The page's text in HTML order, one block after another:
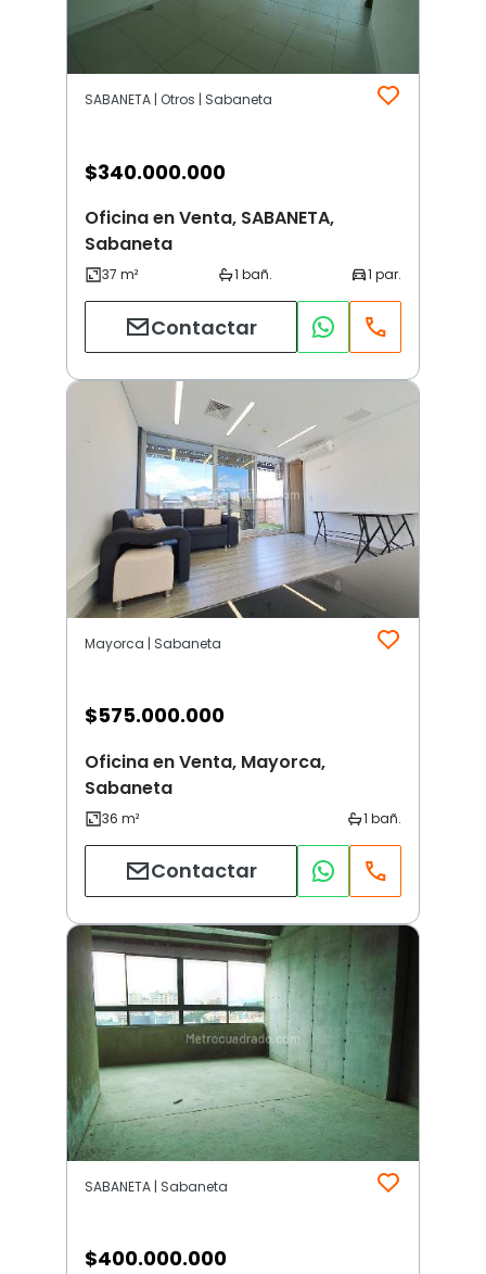
SABANETA | Otros | Sabaneta
$340.000.000
Oficina en Venta, SABANETA,
Sabaneta
Contactar
Mayorca | Sabaneta
$575.000.000
Oficina en Venta, Mayorca,
Sabaneta
Contactar
SABANETA | Sabaneta
$400.000.000